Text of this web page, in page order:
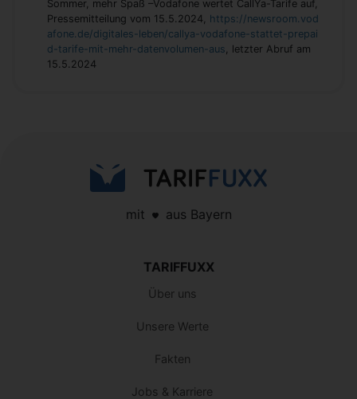
Sommer, mehr Spaß –Vodafone wertet CallYa-Tarife auf,
Pressemitteilung vom 15.5.2024, https://newsroom.vod
afone.de/digitales-leben/callya-vodafone-stattet-prepai
d-tarife-mit-mehr-datenvolumen-aus , letzter Abruf am
15.5.2024
mit aus Bayern
TARIFFUXX
Über uns
Unsere Werte
Fakten
Jobs & Karriere